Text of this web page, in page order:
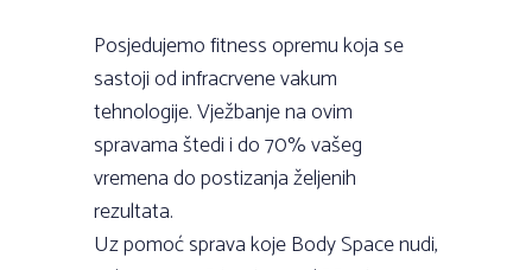
Posjedujemo fitness opremu koja se
sastoji od infracrvene vakum
tehnologije. Vježbanje na ovim
spravama štedi i do 70% vašeg
vremena do postizanja željenih
rezultata.
Uz pomoć sprava koje Body Space nudi,